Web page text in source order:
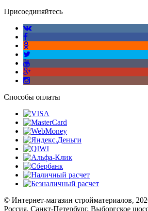
Присоединяйтесь
Способы оплаты
© Интернет-магазин стройматериалов,
Россия, Санкт-Петербург, Выборгское